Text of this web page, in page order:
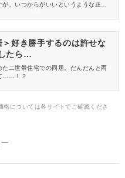
、いつからがいいというような正解
どんなものがいいのか選ぶのも難しい
をご紹介します。
＞好き勝手するのは許せな
たら…
二世帯住宅での同居。だんだんと両
……！？
については各サイトでご確認くださ
―